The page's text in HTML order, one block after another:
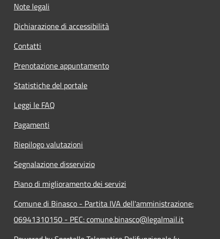
Note legali
Dichiarazione di accessibilità
Contatti
Prenotazione appuntamento
Statistiche del portale
Leggi le FAQ
Pagamenti
Riepilogo valutazioni
Segnalazione disservizio
Piano di miglioramento dei servizi
Comune di Binasco - Partita IVA dell'amministrazione:
06941310150 - PEC: comune.binasco@legalmail.it